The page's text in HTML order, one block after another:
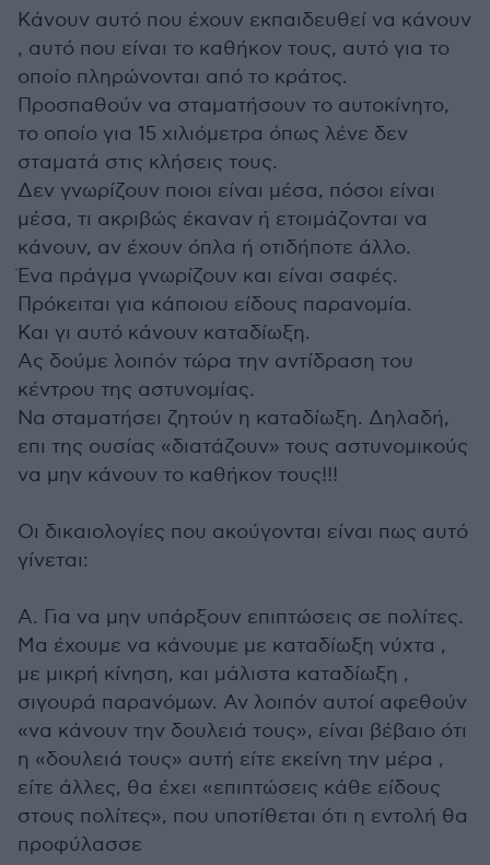
Κάνουν αυτό που έχουν εκπαιδευθεί να κάνουν
, αυτό που είναι το καθήκον τους, αυτό για το
οποίο πληρώνονται από το κράτος.
Προσπαθούν να σταματήσουν το αυτοκίνητο,
το οποίο για 15 χιλιόμετρα όπως λένε δεν
σταματά στις κλήσεις τους.
Δεν γνωρίζουν ποιοι είναι μέσα, πόσοι είναι
μέσα, τι ακριβώς έκαναν ή ετοιμάζονται να
κάνουν, αν έχουν όπλα ή οτιδήποτε άλλο.
Ένα πράγμα γνωρίζουν και είναι σαφές.
Πρόκειται για κάποιου είδους παρανομία.
Και γι αυτό κάνουν καταδίωξη.
Ας δούμε λοιπόν τώρα την αντίδραση του
κέντρου της αστυνομίας.
Να σταματήσει ζητούν η καταδίωξη. Δηλαδή,
επι της ουσίας «διατάζουν» τους αστυνομικούς
να μην κάνουν το καθήκον τους!!!
Οι δικαιολογίες που ακούγονται είναι πως αυτό
γίνεται:
Α. Για να μην υπάρξουν επιπτώσεις σε πολίτες.
Μα έχουμε να κάνουμε με καταδίωξη νύχτα ,
με μικρή κίνηση, και μάλιστα καταδίωξη ,
σιγουρά παρανόμων. Αν λοιπόν αυτοί αφεθούν
«να κάνουν την δουλειά τους», είναι βέβαιο ότι
η «δουλειά τους» αυτή είτε εκείνη την μέρα ,
είτε άλλες, θα έχει «επιπτώσεις κάθε είδους
στους πολίτες», που υποτίθεται ότι η εντολή θα
προφύλασσε